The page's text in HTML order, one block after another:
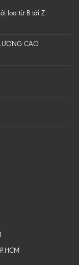
loa từ B tới Z
CAO